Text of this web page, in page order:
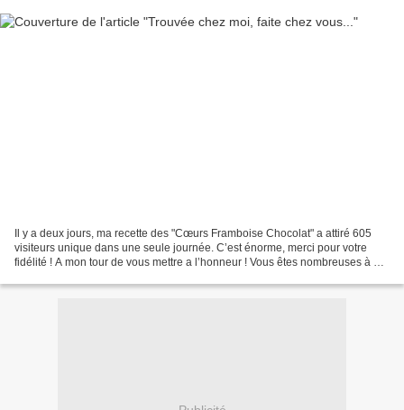
Il y a deux jours, ma recette des "Cœurs Framboise Chocolat" a attiré 605
visiteurs unique dans une seule journée. C’est énorme, merci pour votre
fidélité ! A mon tour de vous mettre a l’honneur ! Vous êtes nombreuses à me